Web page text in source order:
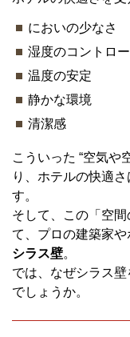
においの少なさ
湿度のコントロ
温度の安定
静かな環境
清潔感
こういった “空気や
り、ホテルの快適
す。
そして、この「空
て、プロの建築家
シラス壁。
では、なぜシラス
でしょうか。